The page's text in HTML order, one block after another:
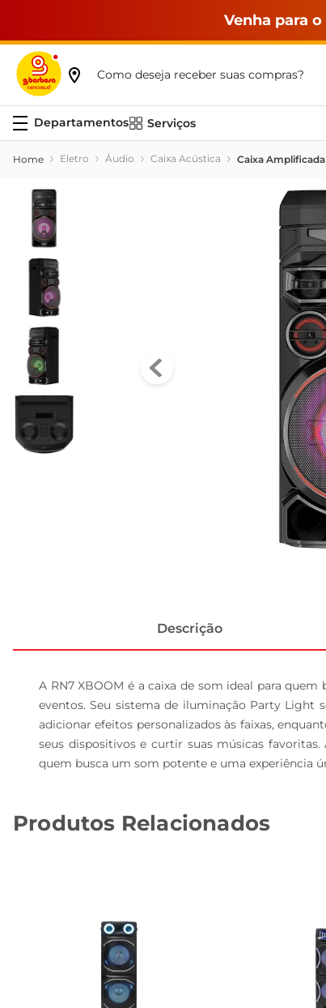
Venha para
Como deseja receber suas compras?
Serviços
Eletro Áudio Caixa Acústica Caixa
Descrição
A RN7 XBOOM é a caixa de som ideal para
eventos. Seu sistema de iluminação Party Light
adicionar efeitos personalizados às faixas,
seus dispositivos e curtir suas músicas
quem busca um som potente e uma experiência
Produtos Relacionados